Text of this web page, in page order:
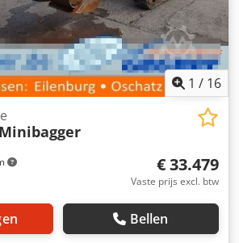
1 / 16
Minibagger
€ 33.479
Vaste prijs excl. btw
Bellen